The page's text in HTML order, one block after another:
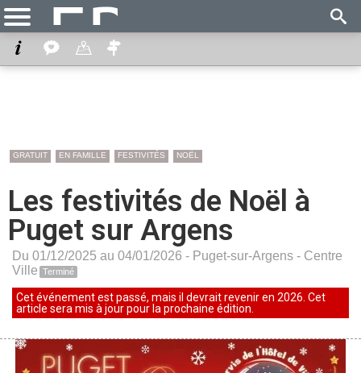
GRATUIT EN FAMILLE FESTIVITÉS NOËL
Les festivités de Noël à
Puget sur Argens
Du 01/12/2025 au 04/01/2026 - Puget-sur-Argens - Centre
Ville Terminé
Cet événement est passé, mais il devrait revenir en 2026. Cet
article sera mis à jour pour la prochaine édition.